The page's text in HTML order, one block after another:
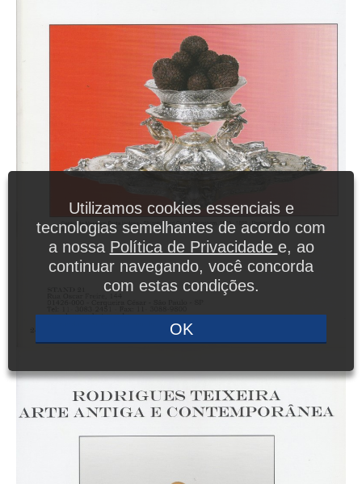
Utilizamos cookies essenciais e
tecnologias semelhantes de acordo com
a nossa Política de Privacidade e, ao
continuar navegando, você concorda
com estas condições.
OK